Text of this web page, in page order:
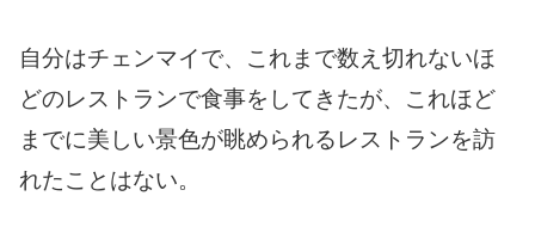
自分はチェンマイで、これまで数え切れないほ
どのレストランで食事をしてきたが、これほど
までに美しい景色が眺められるレストランを訪
れたことはない。